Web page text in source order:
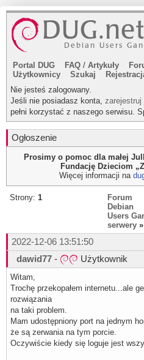
Portal DUG FAQ / Artykuły
Użytkownicy
Szukaj
Nie jesteś zalogowany.
Jeśli nie posiadasz konta, zarejestruj
pełni korzystać z naszego serwisu.
Ogłoszenie
Prosimy o pomoc dla małej
Fundację Dzieciom
Więcej informacji na
Strony: 1
Forum
Debian
Users
serwery
2022-12-06 13:51:50
dawid77 - Użytkownik
Witam,
Trochę przekopałem internetu...ale
rozwiązania
na taki problem.
Mam udostępniony port na jednym
że są zerwania na tym porcie.
Oczywiście kiedy się loguje jest